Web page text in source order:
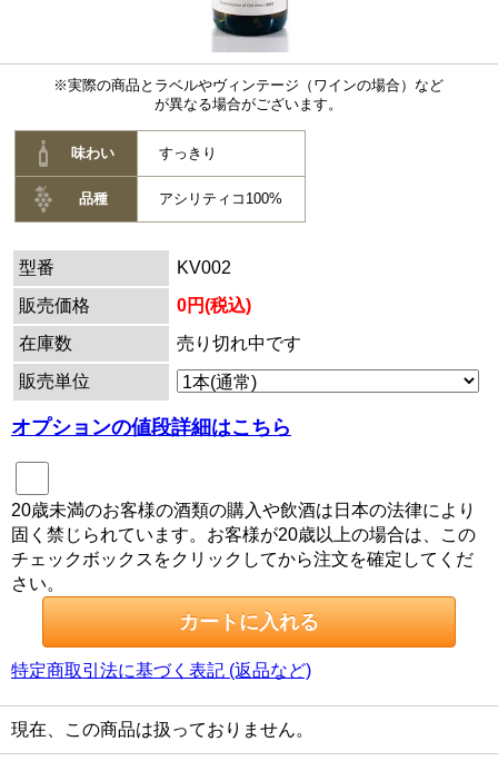
※実際の商品とラベルやヴィンテージ（ワインの場合）など
が異なる場合がございます。
味わい すっきり
品種 アシリティコ100%
型番
KV002
販売価格
0円(税込)
在庫数
売り切れ中です
販売単位
オプションの値段詳細はこちら
20歳未満のお客様の酒類の購入や飲酒は日本の法律により
固く禁じられています。お客様が20歳以上の場合は、この
チェックボックスをクリックしてから注文を確定してくだ
さい。
特定商取引法に基づく表記 (返品など)
現在、この商品は扱っておりません。